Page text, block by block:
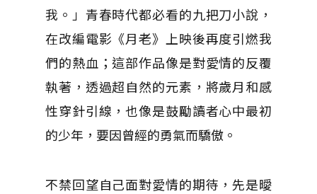
我。」青春時代都必看的九把刀小說，
在改編電影《月老》上映後再度引燃我
們的熱血；這部作品像是對愛情的反覆
執著，透過超自然的元素，將歲月和感
性穿針引線，也像是鼓勵讀者心中最初
的少年，要因曾經的勇氣而驕傲。
不禁回望自己面對愛情的期待，先是曖